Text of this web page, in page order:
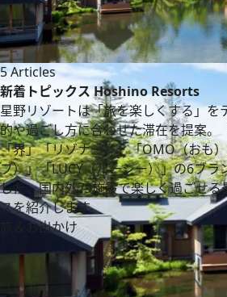
5 Articles
新着トピックス Hoshino Resorts
星野リゾートは「旅を楽しくする」を
的や過ごし方に合わせた滞在を提案。
「界」「リゾナーレ」「OMO（おも
ブ）」「LUCY（ルーシー）」の6ブラ
した、国内外79施設で楽しく過ごせる
スを紹介します。
旅＆お出かけ